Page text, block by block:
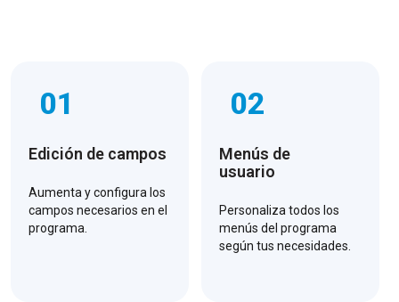
01
Edición de campos
Aumenta y configura los
campos necesarios en el
programa.
02
Menús de
usuario
Personaliza todos los
menús del programa
según tus necesidades.